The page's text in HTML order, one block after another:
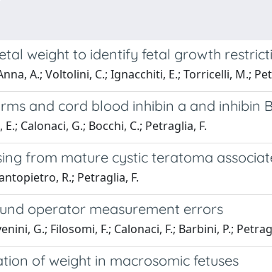
weight to identify fetal growth
A.; Voltolini, C.; Ignacchiti, E.; Torricelli, M.;
and cord blood inhibin a and inhibin
Calonaci, G.; Bocchi, C.; Petraglia, F.
from mature cystic teratoma
R.; Petraglia, F.
operator measurement errors
G.; Filosomi, F.; Calonaci, F.; Barbini, P.;
of weight in macrosomic fetuses